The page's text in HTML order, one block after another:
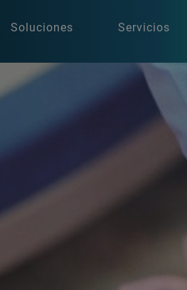
Soluciones Servicios